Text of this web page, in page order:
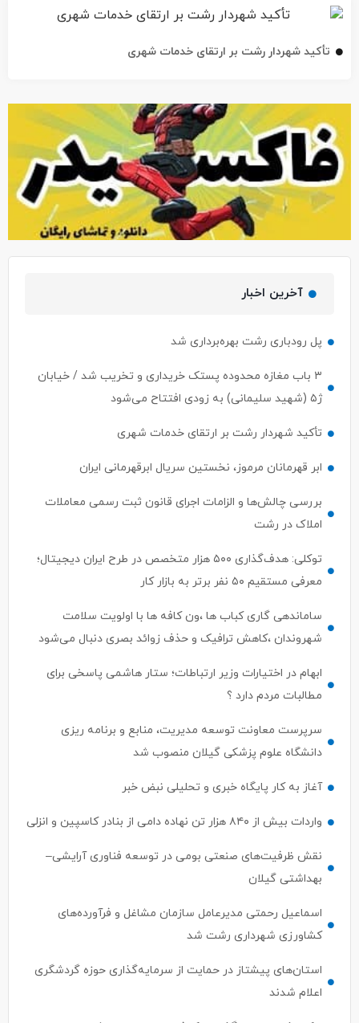
تأکید شهردار رشت بر ارتقای خدمات شهری
آخرین اخبار
پل رودباری رشت بهره‌برداری شد
۳ باب مغازه محدوده پستک خریداری و تخریب شد / خیابان
ژ۵ (شهید سلیمانی) به زودی افتتاح می‌شود
تأکید شهردار رشت بر ارتقای خدمات شهری
ابر قهرمانان مرموز، نخستین سریال ابرقهرمانی ایران
بررسی چالش‌ها و الزامات اجرای قانون ثبت رسمی معاملات
املاک در رشت
توکلی: هدف‌گذاری ۵۰۰ هزار متخصص در طرح ایران دیجیتال؛
معرفی مستقیم ۵۰ نفر برتر به بازار کار
ساماندهی گاری کباب ها ،ون کافه ها با اولویت سلامت
شهروندان ،کاهش ترافیک و حذف زوائد بصری دنبال می‌شود
ابهام در اختیارات وزیر ارتباطات؛ ستار هاشمی پاسخی برای
مطالبات مردم دارد ؟
سرپرست معاونت توسعه مدیریت، منابع و برنامه ریزی
دانشگاه علوم پزشکی گیلان منصوب شد
آغاز به کار پایگاه خبری و تحلیلی نبض خبر
واردات بیش از ۸۴۰ هزار تن نهاده دامی از بنادر كاسپین و انزلی
نقش ظرفیت‌های صنعتی بومی در توسعه فناوری آرایشی–
بهداشتی گیلان
اسماعیل رحمتی مدیرعامل سازمان مشاغل و فرآورده‌های
کشاورزی شهرداری رشت شد
استان‌های پیشتاز در حمایت از سرمایه‌گذاری حوزه گردشگری
اعلام شدند